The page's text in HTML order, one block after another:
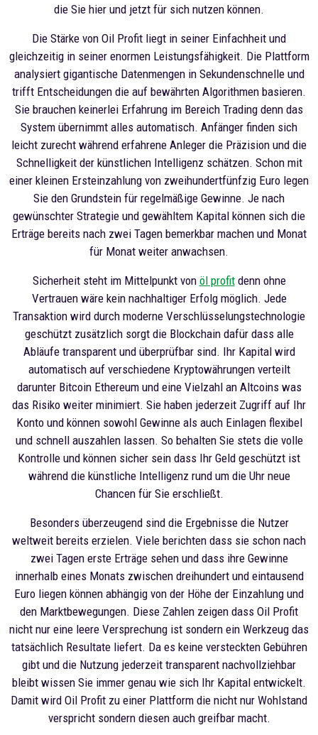
die Sie hier und jetzt für sich nutzen können.
Die Stärke von Oil Profit liegt in seiner Einfachheit und
gleichzeitig in seiner enormen Leistungsfähigkeit. Die Plattform
analysiert gigantische Datenmengen in Sekundenschnelle und
trifft Entscheidungen die auf bewährten Algorithmen basieren.
Sie brauchen keinerlei Erfahrung im Bereich Trading denn das
System übernimmt alles automatisch. Anfänger finden sich
leicht zurecht während erfahrene Anleger die Präzision und die
Schnelligkeit der künstlichen Intelligenz schätzen. Schon mit
einer kleinen Ersteinzahlung von zweihundertfünfzig Euro legen
Sie den Grundstein für regelmäßige Gewinne. Je nach
gewünschter Strategie und gewähltem Kapital können sich die
Erträge bereits nach zwei Tagen bemerkbar machen und Monat
für Monat weiter anwachsen.
Sicherheit steht im Mittelpunkt von öl profitdenn ohne
Vertrauen wäre kein nachhaltiger Erfolg möglich. Jede
Transaktion wird durch moderne Verschlüsselungstechnologie
geschützt zusätzlich sorgt die Blockchain dafür dass alle
Abläufe transparent und überprüfbar sind. Ihr Kapital wird
automatisch auf verschiedene Kryptowährungen verteilt
darunter Bitcoin Ethereum und eine Vielzahl an Altcoins was
das Risiko weiter minimiert. Sie haben jederzeit Zugriff auf Ihr
Konto und können sowohl Gewinne als auch Einlagen flexibel
und schnell auszahlen lassen. So behalten Sie stets die volle
Kontrolle und können sicher sein dass Ihr Geld geschützt ist
während die künstliche Intelligenz rund um die Uhr neue
Chancen für Sie erschließt.
Besonders überzeugend sind die Ergebnisse die Nutzer
weltweit bereits erzielen. Viele berichten dass sie schon nach
zwei Tagen erste Erträge sehen und dass ihre Gewinne
innerhalb eines Monats zwischen dreihundert und eintausend
Euro liegen können abhängig von der Höhe der Einzahlung und
den Marktbewegungen. Diese Zahlen zeigen dass Oil Profit
nicht nur eine leere Versprechung ist sondern ein Werkzeug das
tatsächlich Resultate liefert. Da es keine versteckten Gebühren
gibt und die Nutzung jederzeit transparent nachvollziehbar
bleibt wissen Sie immer genau wie sich Ihr Kapital entwickelt.
Damit wird Oil Profit zu einer Plattform die nicht nur Wohlstand
verspricht sondern diesen auch greifbar macht.